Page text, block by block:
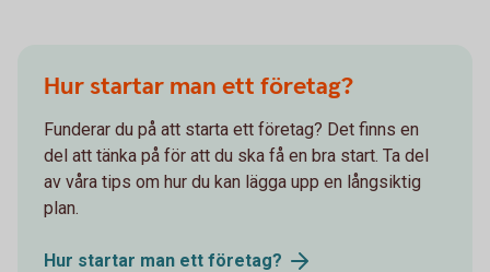
Hur startar man ett företag?
Funderar du på att starta ett företag? Det finns en
del att tänka på för att du ska få en bra start. Ta del
av våra tips om hur du kan lägga upp en långsiktig
plan.
Hur startar man ett företag?